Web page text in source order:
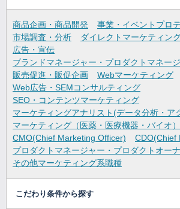
商品企画・商品開発
事業・イベントプロ
市場調査・分析
ダイレクトマーケティン
広告・宣伝
ブランドマネージャー・プロダクトマネー
販売促進・販促企画
Webマーケティング
Web広告・SEMコンサルティング
SEO・コンテンツマーケティング
マーケティングアナリスト(データ分析・ア
マーケティング（医薬・医療機器・バイオ）
CMO(Chief Marketing Officer)
CDO(Chief
プロダクトマネージャー・プロダクトオー
その他マーケティング系職種
こだわり条件から探す